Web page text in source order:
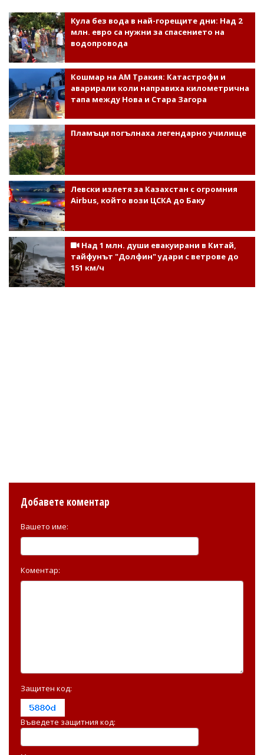
Кула без вода в най-горещите дни: Над 2
млн. евро са нужни за спасението на
водопровода
Кошмар на АМ Тракия: Катастрофи и
аварирали коли направиха километрична
тапа между Нова и Стара Загора
Пламъци погълнаха легендарно училище
Левски излетя за Казахстан с огромния
Airbus, който вози ЦСКА до Баку
Над 1 млн. души евакуирани в Китай,
тайфунът "Долфин" удари с ветрове до
151 км/ч
Добавете коментар
Вашето име:
Коментар:
Защитен код:
Въведете защитния код: